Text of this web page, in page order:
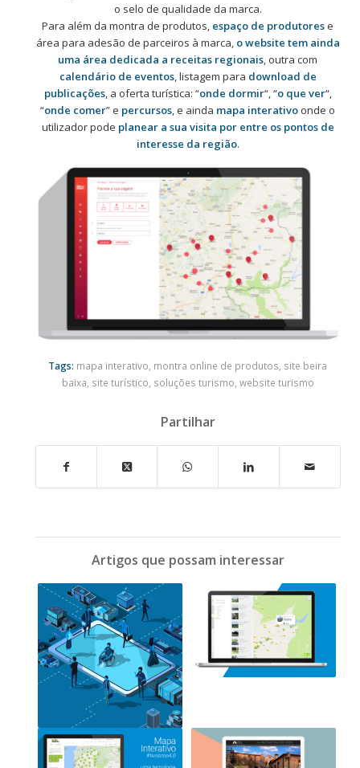
o selo de qualidade da marca.
Para além da montra de produtos, espaço de produtorese
área para adesão de parceiros à marca, o website tem ainda
uma área dedicada a receitas regionais , outra com
calendário de eventos, listagem para download de
publicações, a oferta turística: “onde dormir“, “o que ver“,
“onde comer” e percursos , e ainda mapa interativo onde o
utilizador pode planear a sua visita por entre os pontos de
interesse da região.
Tags: mapa interativo montra online de produtos site beira
baixa site turístico soluções turismo website turismo
Partilhar
Artigos que possam interessar